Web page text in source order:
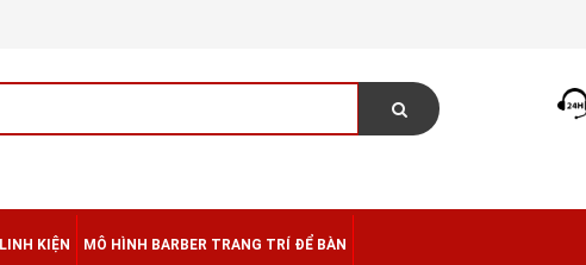
LINH KIỆN MÔ HÌNH BARBER TRANG TRÍ ĐỂ BÀN